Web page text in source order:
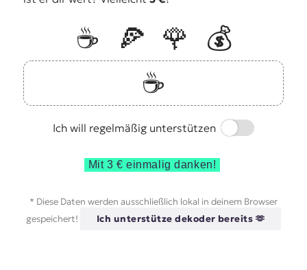
☕️ 🍕 🌹
💰
☕️
Ich will regelmäßig unterstützen
Switch
Mit 3 € einmalig danken!
* Diese Daten werden ausschließlich lokal in deinem Browser
gespeichert!
Ich unterstütze dekoder bereits 🫶